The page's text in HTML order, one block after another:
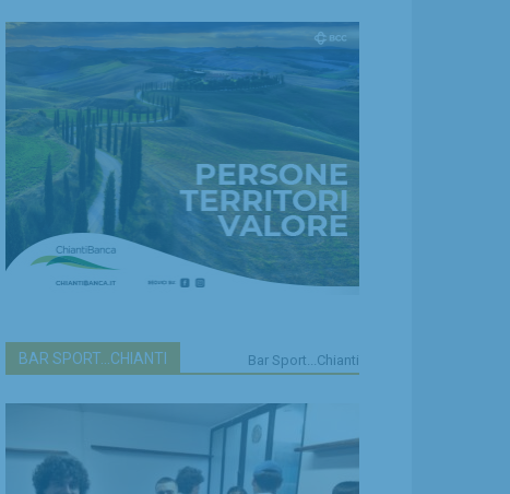
BAR SPORT...CHIANTI Bar Sport...Chianti